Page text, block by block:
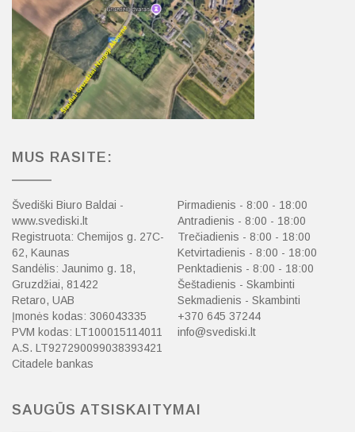
MUS RASITE:
Švediški Biuro Baldai -
www.svediski.lt
Registruota: Chemijos g. 27C-
62, Kaunas
Sandėlis: Jaunimo g. 18,
Gruzdžiai, 81422
Retaro, UAB
Įmonės kodas: 306043335
PVM kodas: LT100015114011
A.S. LT927290099038393421
Citadele bankas
Pirmadienis - 8:00 - 18:00
Antradienis - 8:00 - 18:00
Trečiadienis - 8:00 - 18:00
Ketvirtadienis - 8:00 - 18:00
Penktadienis - 8:00 - 18:00
Šeštadienis - Skambinti
Sekmadienis - Skambinti
+370 645 37244
info@svediski.lt
SAUGŪS ATSISKAITYMAI